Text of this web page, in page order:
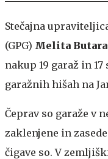
Stečajna
(GPG) Melita Butara
nakup 19 garaž in
garažnih hišah na
Čeprav so garaže v
zaklenjene in
čigave so. V